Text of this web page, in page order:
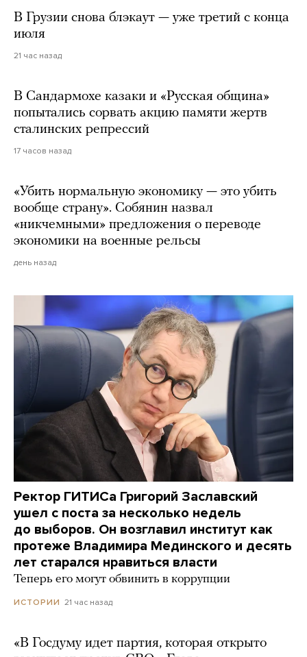
В Грузии снова блэкаут — уже третий с конца
июля
21 час назад
В Сандармохе казаки и «Русская община»
попытались сорвать акцию памяти жертв
сталинских репрессий
17 часов назад
«Убить нормальную экономику — это убить
вообще страну». Собянин назвал
«никчемными» предложения о переводе
экономики на военные рельсы
день назад
Ректор ГИТИСа Григорий Заславский
ушел с поста за несколько недель
до выборов. Он возглавил институт как
протеже Владимира Мединского и десять
лет старался нравиться власти
Теперь его могут обвинить в коррупции
ИСТОРИИ 21 час назад
«В Госдуму идет партия, которая открыто